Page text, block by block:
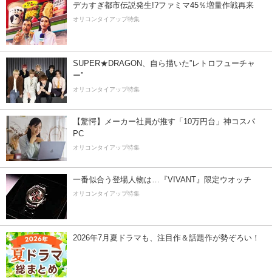
デカすぎ都市伝説発生!?ファミマ45％増量作戦再来
オリコンタイアップ特集
SUPER★DRAGON、自ら描いた”レトロフューチャ
ー”
オリコンタイアップ特集
【驚愕】メーカー社員が推す「10万円台」神コスパ
PC
オリコンタイアップ特集
一番似合う登場人物は…『VIVANT』限定ウオッチ
オリコンタイアップ特集
2026年7月夏ドラマも、注目作＆話題作が勢ぞろい！